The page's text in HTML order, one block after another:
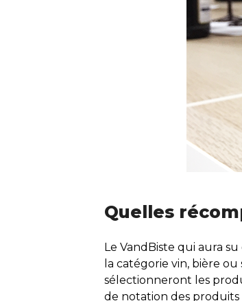
Quelles
Le VandBiste qui aura
la catégorie vin, bière
sélectionneront les
de notation des produits